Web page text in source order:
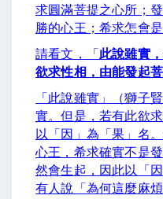
求圓滿菩提之心所；
勝的心王；希求怎會是
請看文，「 此說雖實
欲求性相，由能發起
「此說雖實」（獅子
實。但是，若有此欲
以「因」為「果」名
心王，希求確實不是
然會生起，因此以「
有人說「為何這麼麻